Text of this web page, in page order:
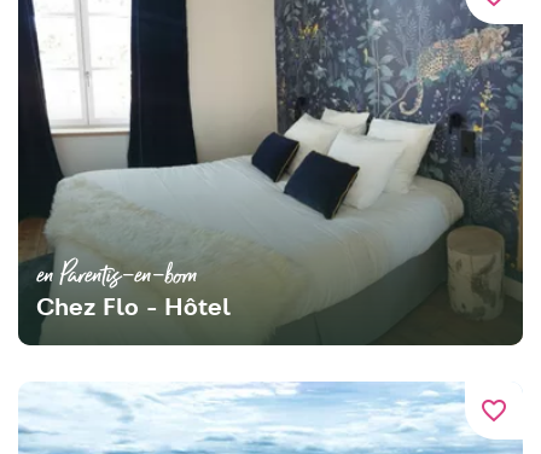
en Parentis-en-born
Chez Flo - Hôtel
favorite_border